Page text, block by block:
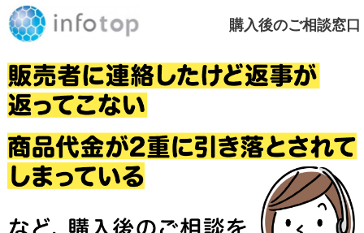
購入後のご相談窓口